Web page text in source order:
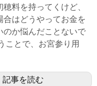
料を持ってくけど、
合はどうやってお金を
のか悩んだことないで
ことで、お宮参り用
記事を読む